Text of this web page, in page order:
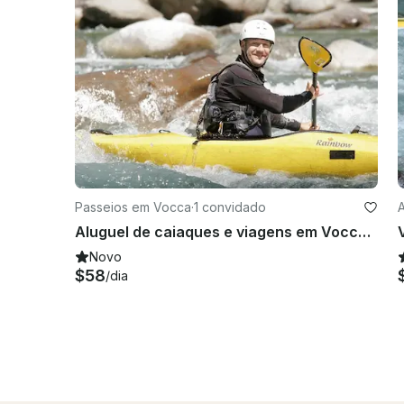
Passeios em Vocca·1 convidado
Aluguel de caiaques e viagens em Vocca, Itália
Novo
$58/dia